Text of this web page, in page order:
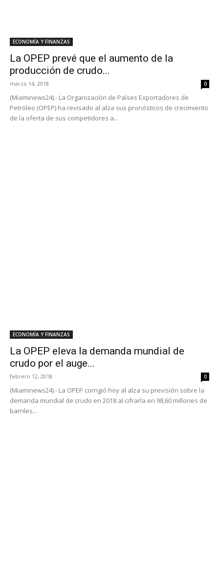
ECONOMÍA Y FINANZAS
La OPEP prevé que el aumento de la
producción de crudo...
marzo 14, 2018 0
(Miaminews24).- La Organización de Países Exportadores de
Petróleo (OPEP) ha revisado al alza sus pronósticos de crecimiento
de la oferta de sus competidores a...
ECONOMÍA Y FINANZAS
La OPEP eleva la demanda mundial de
crudo por el auge...
febrero 12, 2018 0
(Miaminews24).- La OPEP corrigió hoy al alza su previsión sobre la
demanda mundial de crudo en 2018 al cifrarla en 98,60 millones de
barriles...